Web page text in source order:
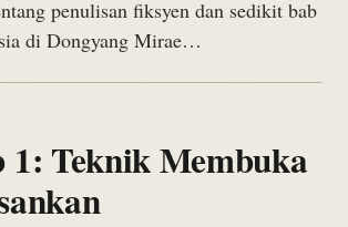
penulisan fiksyen dan sedikit bab
di Dongyang Mirae…
1: Teknik Membuka